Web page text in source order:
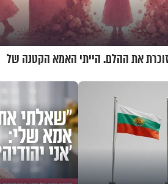
זוכרת את ההלם. הייתי האמא הקטנה של